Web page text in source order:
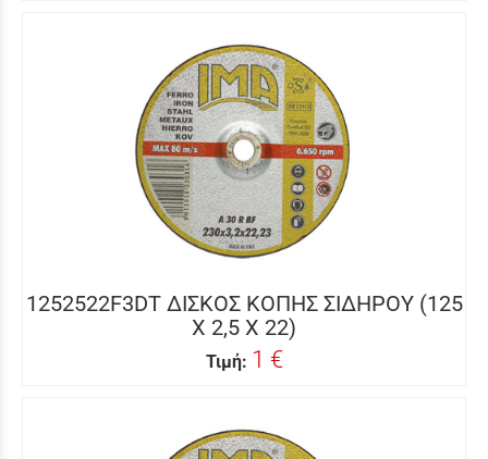
1252522F3DT ΔΙΣΚΟΣ ΚΟΠΗΣ ΣΙΔΗΡΟΥ (125
Χ 2,5 Χ 22)
Τιμή: 1 €